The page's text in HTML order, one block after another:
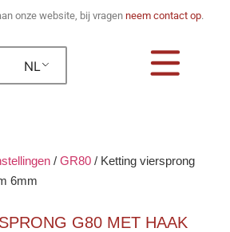
onze website, bij vragen neem contact op.
NL
/ GR80 / Ketting viersprong
6mm
G80 MET HAAK